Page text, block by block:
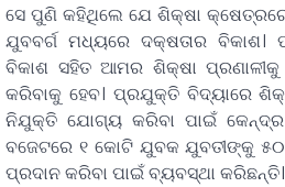
ସେ ପୁଣି କହିଥିଲେ ଯେ ଶିକ୍ଷା
ଯୁବବର୍ଗ ମଧ୍ୟରେ ଦକ୍ଷତାର
ବିକାଶ ସହିତ ଆମର ଶିକ୍ଷା ପ୍ରଣାଳୀକୁ
କରିବାକୁ ହେବ। ପ୍ରଯୁକ୍ତି ବିଦ୍ୟାରେ
ନିଯୁକ୍ତି ଯୋଗ୍ୟ କରିବା ପାଇଁ
ବଜେଟରେ ୧ କୋଟି ଯୁବକ ଯୁବତୀଙ୍କୁ
ପ୍ରଦାନ କରିବା ପାଇଁ ବ୍ୟବସ୍ଥା କରିଛନ୍ତି।